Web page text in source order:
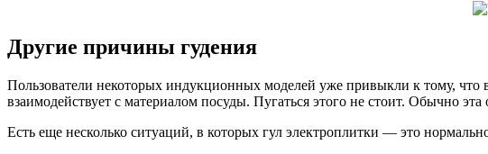
Другие причины гудения
Пользователи некоторых индукционных моделей уже привыкли к тому,
взаимодействует с материалом посуды. Пугаться этого не стоит. Обычно
Есть еще несколько ситуаций, в которых гул электроплитки — это